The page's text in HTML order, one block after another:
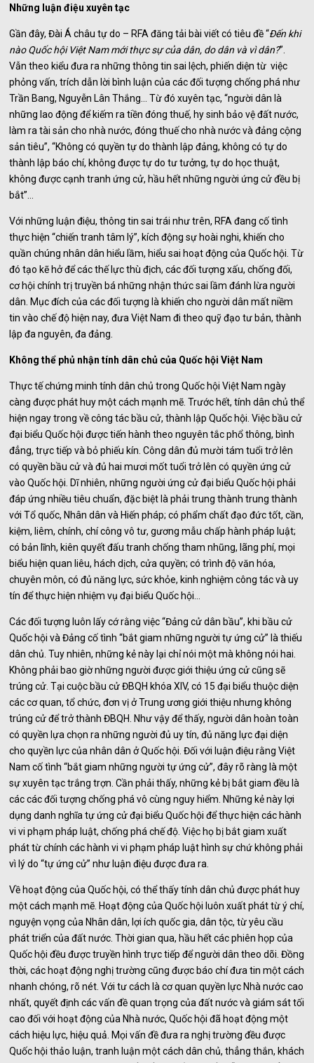
Những luận điệu xuyên tạc
Gần đây, Đài Á châu tự do – RFA đăng tải bài viết có tiêu đề “Đến khi
nào Quốc hội Việt Nam mới thực sự của dân, do dân và vì dân?”.
Vẫn theo kiểu đưa ra những thông tin sai lệch, phiến diện từ việc
phỏng vấn, trích dẫn lời bình luận của các đối tượng chống phá như
Trần Bang, Nguyễn Lân Thắng… Từ đó xuyên tạc, “người dân là
những lao động để kiếm ra tiền đóng thuế, hy sinh bảo vệ đất nước,
làm ra tài sản cho nhà nước, đóng thuế cho nhà nước và đảng cộng
sản tiêu”, “Không có quyền tự do thành lập đảng, không có tự do
thành lập báo chí, không được tự do tư tưởng, tự do học thuật,
không được cạnh tranh ứng cử, hầu hết những người ứng cử đều bị
bắt”…
Với những luận điệu, thông tin sai trái như trên, RFA đang cố tình
thực hiện “chiến tranh tâm lý”, kích động sự hoài nghi, khiến cho
quần chúng nhân dân hiểu lầm, hiểu sai hoạt động của Quốc hội. Từ
đó tạo kẽ hở để các thế lực thù địch, các đối tượng xấu, chống đối,
cơ hội chính trị truyền bá những nhận thức sai lầm đánh lừa người
dân. Mục đích của các đối tượng là khiến cho người dân mất niềm
tin vào chế độ hiện nay, đưa Việt Nam đi theo quỹ đạo tư bản, thành
lập đa nguyên, đa đảng.
Không thể phủ nhận tính dân chủ của Quốc hội Việt Nam
Thực tế chứng minh tính dân chủ trong Quốc hội Việt Nam ngày
càng được phát huy một cách mạnh mẽ. Trước hết, tính dân chủ thể
hiện ngay trong về công tác bầu cử, thành lập Quốc hội. Việc bầu cử
đại biểu Quốc hội được tiến hành theo nguyên tắc phổ thông, bình
đẳng, trực tiếp và bỏ phiếu kín. Công dân đủ mười tám tuổi trở lên
có quyền bầu cử và đủ hai mươi mốt tuổi trở lên có quyền ứng cử
vào Quốc hội. Dĩ nhiên, những người ứng cử đại biểu Quốc hội phải
đáp ứng nhiều tiêu chuẩn, đặc biệt là phải trung thành trung thành
với Tổ quốc, Nhân dân và Hiến pháp; có phẩm chất đạo đức tốt, cần,
kiệm, liêm, chính, chí công vô tư, gương mẫu chấp hành pháp luật;
có bản lĩnh, kiên quyết đấu tranh chống tham nhũng, lãng phí, mọi
biểu hiện quan liêu, hách dịch, cửa quyền; có trình độ văn hóa,
chuyên môn, có đủ năng lực, sức khỏe, kinh nghiệm công tác và uy
tín để thực hiện nhiệm vụ đại biểu Quốc hội…
Các đối tượng luôn lấy cớ rằng việc “Đảng cử dân bầu”, khi bầu cử
Quốc hội và Đảng cố tình “bắt giam những người tự ứng cử” là thiếu
dân chủ. Tuy nhiên, những kẻ này lại chỉ nói một mà không nói hai.
Không phải bao giờ những người được giới thiệu ứng cử cũng sẽ
trúng cử. Tại cuộc bầu cử ĐBQH khóa XIV, có 15 đại biểu thuộc diện
các cơ quan, tổ chức, đơn vị ở Trung ương giới thiệu nhưng không
trúng cử để trở thành ĐBQH. Như vậy để thấy, người dân hoàn toàn
có quyền lựa chọn ra những người đủ uy tín, đủ năng lực đại diện
cho quyền lực của nhân dân ở Quốc hội. Đối với luận điệu rằng Việt
Nam cố tình “bắt giam những người tự ứng cử”, đây rõ ràng là một
sự xuyên tạc trắng trợn. Cần phải thấy, những kẻ bị bắt giam đều là
các các đối tượng chống phá vô cùng nguy hiểm. Những kẻ này lợi
dụng danh nghĩa tự ứng cử đại biểu Quốc hội để thực hiện các hành
vi vi phạm pháp luật, chống phá chế độ. Việc họ bị bắt giam xuất
phát từ chính các hành vi vi phạm pháp luật hình sự chứ không phải
vì lý do “tự ứng cử” như luận điệu được đưa ra.
Về hoạt động của Quốc hội, có thể thấy tính dân chủ được phát huy
một cách mạnh mẽ. Hoạt động của Quốc hội luôn xuất phát từ ý chí,
nguyện vọng của Nhân dân, lợi ích quốc gia, dân tộc, từ yêu cầu
phát triển của đất nước. Thời gian qua, hầu hết các phiên họp của
Quốc hội đều được truyền hình trực tiếp để người dân theo dõi. Đồng
thời, các hoạt động nghị trường cũng được báo chí đưa tin một cách
nhanh chóng, rõ nét. Với tư cách là cơ quan quyền lực Nhà nước cao
nhất, quyết định các vấn đề quan trọng của đất nước và giám sát tối
cao đối với hoạt động của Nhà nước, Quốc hội đã hoạt động một
cách hiệu lực, hiệu quả. Mọi vấn đề đưa ra nghị trường đều được
Quốc hội thảo luận, tranh luận một cách dân chủ, thẳng thắn, khách